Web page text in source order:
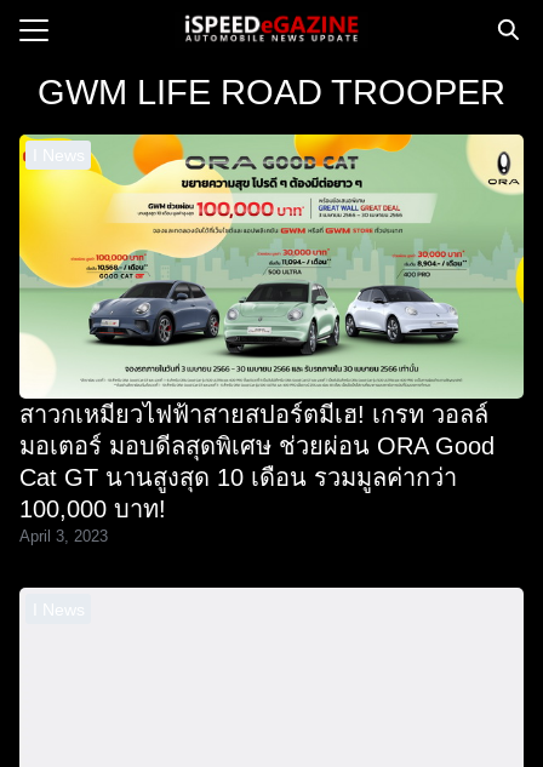
us
for:GWM LIFE ROAD TROOPER
I News
สาวกเหมียวไฟฟ้าสายสปอร์ตมีเฮ! เกรท วอลล์
มอเตอร์ มอบดีลสุดพิเศษ ช่วยผ่อน ORA Good
Cat GT นานสูงสุด 10 เดือน รวมมูลค่ากว่า
100,000 บาท!
April 3, 2023
I News